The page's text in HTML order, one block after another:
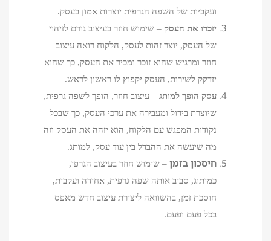
ועקביות של השפה הגרפית יוצרות אמון בעסק.
יזכרו את העסק – שימוש חוזר בעיצוב גורם לזיהוי
של העסק, יוצר זהות לעסק, הלקוח רואה עיצוב
חוזר ומרגיש שהוא זוכר ומכיר את העסק, כך שהוא
יזדקק לשירות, העסק יקפוץ לו ראשון לראש.
עסק הופך למותג – עיצוב חוזר, הופך לשפה גרפית,
שיוצרת בידול ומעבירה את ערכי העסק, כך שבכל
נקודות המפגש עם הלקוח, הוא יזהה את העסק וזה
מה שיעשה את ההבדל בין עוד עסק, למותג.
חיסכון בזמן – שימוש חוזר בעיצוב הגרפי,
כמיתוג, סביב אותה שפה גרפית, אחידה ועקבית,
חוסכת זמן, בהשוואה ליצירת עיצוב חדש מאפס
בכל פעם ופעם.